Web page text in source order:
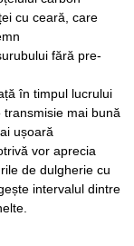
cu ceară, care
fără pre-
în timpul lucrului
mai bună
ușoară
vor aprecia
de dulgherie cu
intervalul dintre